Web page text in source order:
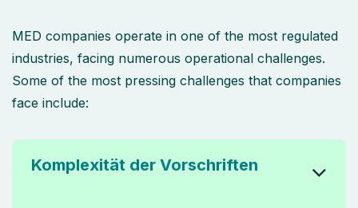
MED companies operate in one of the most regulated
industries, facing numerous operational challenges.
Some of the most pressing challenges that companies
face include:
Komplexität der Vorschriften